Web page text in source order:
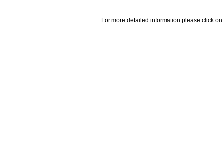
For more detailed information please click